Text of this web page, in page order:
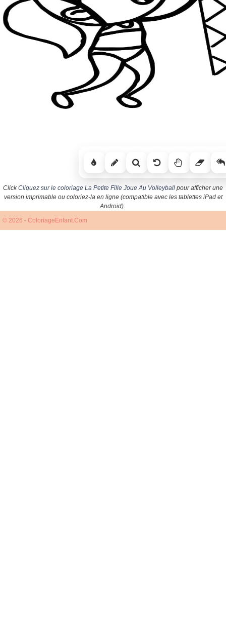
ClickCliquez sur le coloriage La Petite Fille Joue Au Volleyball pour afficher une
version imprimable ou coloriez-la en ligne (compatible avec les tablettes iPad et
Android).
© 2026 - ColoriageEnfant.Com